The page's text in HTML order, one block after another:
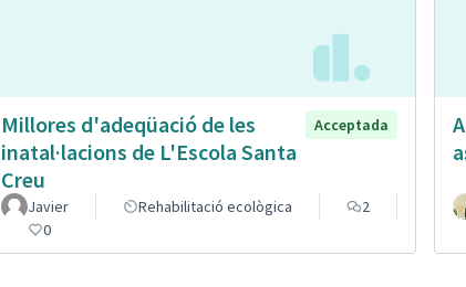
Millores d'adeqüació de les
inatal·lacions de L'Escola Santa
Creu
Acceptada
Javier Rehabilitació ecològica
2
0